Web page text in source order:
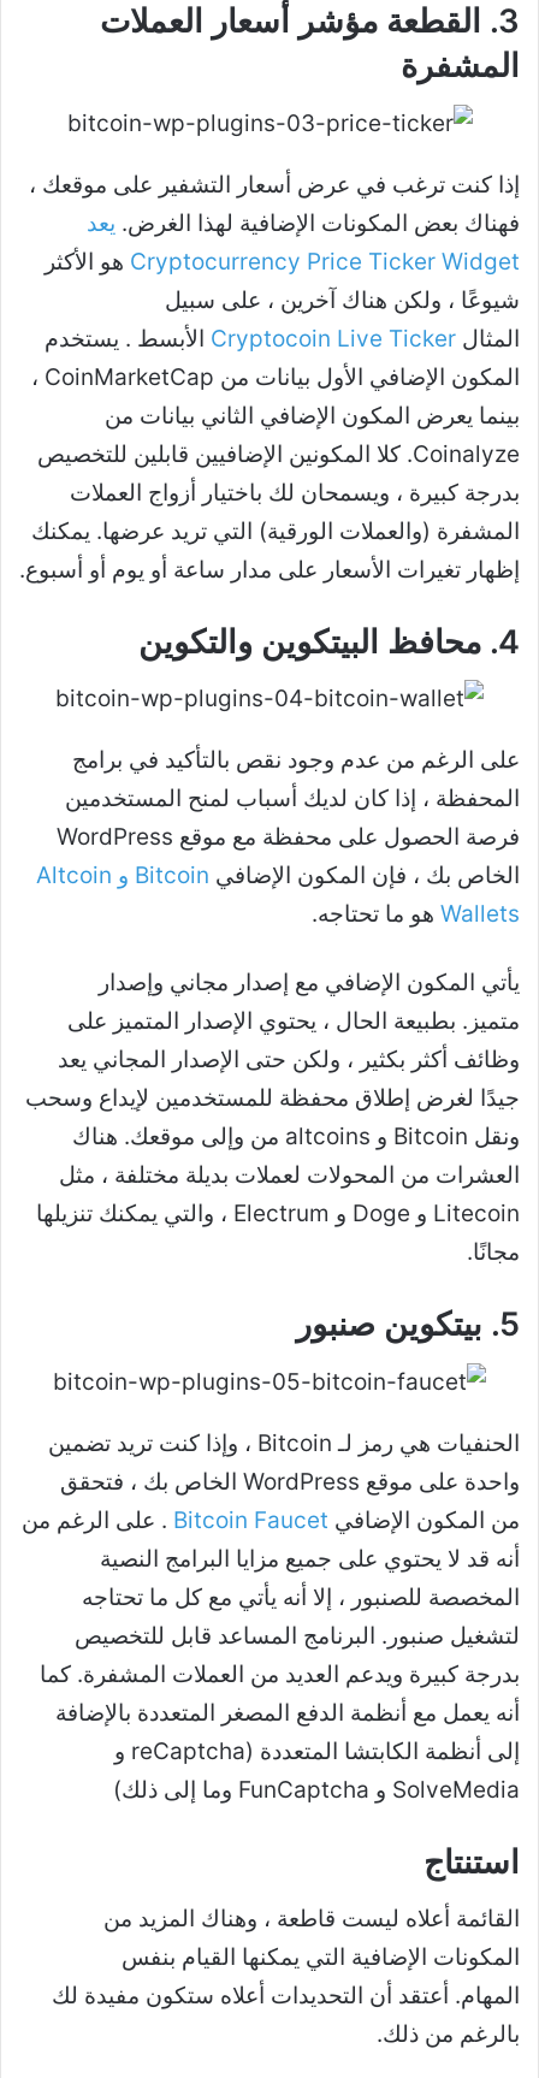
3. القطعة مؤشر أسعار العملات
المشفرة
إذا كنت ترغب في عرض أسعار التشفير على موقعك ،
فهناك بعض المكونات الإضافية لهذا الغرض. يعد
Cryptocurrency Price Ticker Widget هو الأكثر
شيوعًا ، ولكن هناك آخرين ، على سبيل
المثال Cryptocoin Live Ticker الأبسط . يستخدم
المكون الإضافي الأول بيانات من CoinMarketCap ،
بينما يعرض المكون الإضافي الثاني بيانات من
Coinalyze. كلا المكونين الإضافيين قابلين للتخصيص
بدرجة كبيرة ، ويسمحان لك باختيار أزواج العملات
المشفرة (والعملات الورقية) التي تريد عرضها. يمكنك
إظهار تغيرات الأسعار على مدار ساعة أو يوم أو أسبوع.
4. محافظ البيتكوين والتكوين
على الرغم من عدم وجود نقص بالتأكيد في برامج
المحفظة ، إذا كان لديك أسباب لمنح المستخدمين
فرصة الحصول على محفظة مع موقع WordPress
الخاص بك ، فإن المكون الإضافي
Bitcoin و Altcoin
Wallets هو ما تحتاجه.
يأتي المكون الإضافي مع إصدار مجاني وإصدار
متميز. بطبيعة الحال ، يحتوي الإصدار المتميز على
وظائف أكثر بكثير ، ولكن حتى الإصدار المجاني يعد
جيدًا لغرض إطلاق محفظة للمستخدمين لإيداع وسحب
ونقل Bitcoin و altcoins من وإلى موقعك. هناك
العشرات من المحولات لعملات بديلة مختلفة ، مثل
Litecoin و Doge و Electrum ، والتي يمكنك تنزيلها
مجانًا.
5. بيتكوين صنبور
الحنفيات هي رمز لـ Bitcoin ، وإذا كنت تريد تضمين
واحدة على موقع WordPress الخاص بك ، فتحقق
من المكون الإضافي Bitcoin Faucet . على الرغم من
أنه قد لا يحتوي على جميع مزايا البرامج النصية
المخصصة للصنبور ، إلا أنه يأتي مع كل ما تحتاجه
لتشغيل صنبور. البرنامج المساعد قابل للتخصيص
بدرجة كبيرة ويدعم العديد من العملات المشفرة. كما
أنه يعمل مع أنظمة الدفع المصغر المتعددة بالإضافة
إلى أنظمة الكابتشا المتعددة (reCaptcha و
SolveMedia و FunCaptcha وما إلى ذلك)
استنتاج
القائمة أعلاه ليست قاطعة ، وهناك المزيد من
المكونات الإضافية التي يمكنها القيام بنفس
المهام. أعتقد أن التحديدات أعلاه ستكون مفيدة لك
بالرغم من ذلك.